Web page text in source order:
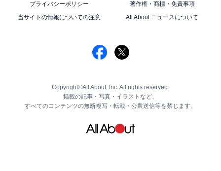
プライバシーポリシー
著作権・商標・免責事項
当サイトの情報についての注意
All About ニュースについて
Copyright©All About, Inc. All rights reserved.
掲載の記事・写真・イラストなど、
すべてのコンテンツの無断複写・転載・公衆送信等を禁じます。